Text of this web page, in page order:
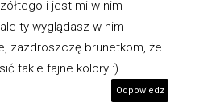
i jest mi w nim
ty wyglądasz w nim
zazdroszczę brunetkom, że
takie fajne kolory :)
Odpowiedz